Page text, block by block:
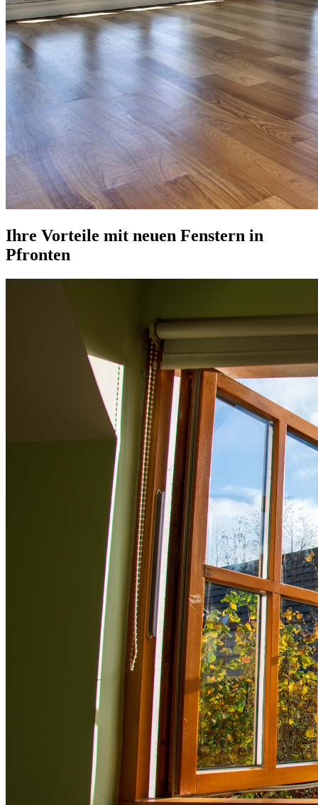
Ihre Vorteile mit neuen Fenstern in
Pfronten